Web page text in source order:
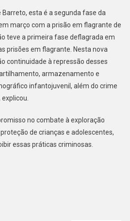
esta é a segunda fase da
março com a prisão em flagrante de
teve a primeira fase deflagrada em
prisões em flagrante. Nesta nova
continuidade à repressão desses
armazenamento e
infantojuvenil, além do crime
no combate à exploração
de crianças e adolescentes,
essas práticas criminosas.